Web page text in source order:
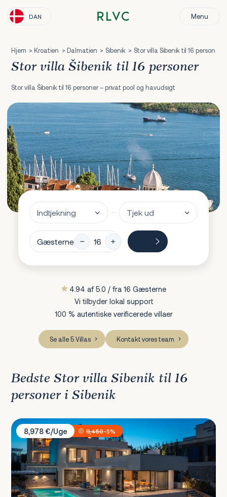
DAN Menu
Hjem Kroatien Dalmatien Sibenik Stor villa Sibenik til 16 personer
Stor villa Šibenik til 16 personer
Stor villa Šibenik til 16 personer – privat pool og havudsigt
Gæsterne
4.94 af 5.0 / fra 16 Gæsterne
Vi tilbyder lokal support
100 % autentiske verificerede villaer
Se alle 5 Villas Kontakt vores team
Bedste Stor villa Sibenik til 16
personer i Sibenik
Villa Sara i Konstanca
8,978 €/Uge
9,450-5%